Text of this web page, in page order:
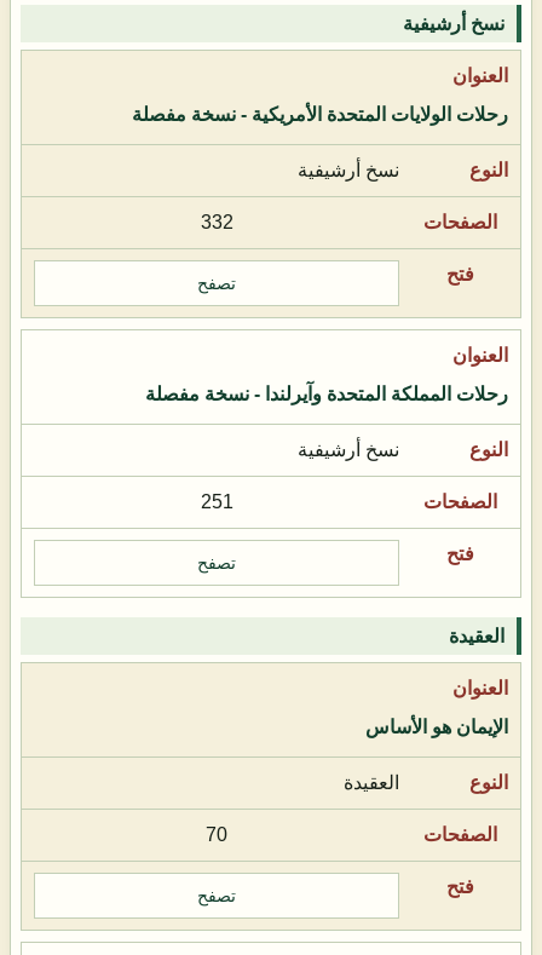
نسخ أرشيفية
رحلات الولايات المتحدة الأمريكية - نسخة مفصلة
نسخ أرشيفية
332
تصفح
رحلات المملكة المتحدة وآيرلندا - نسخة مفصلة
نسخ أرشيفية
251
تصفح
العقيدة
الإيمان هو الأساس
العقيدة
70
تصفح